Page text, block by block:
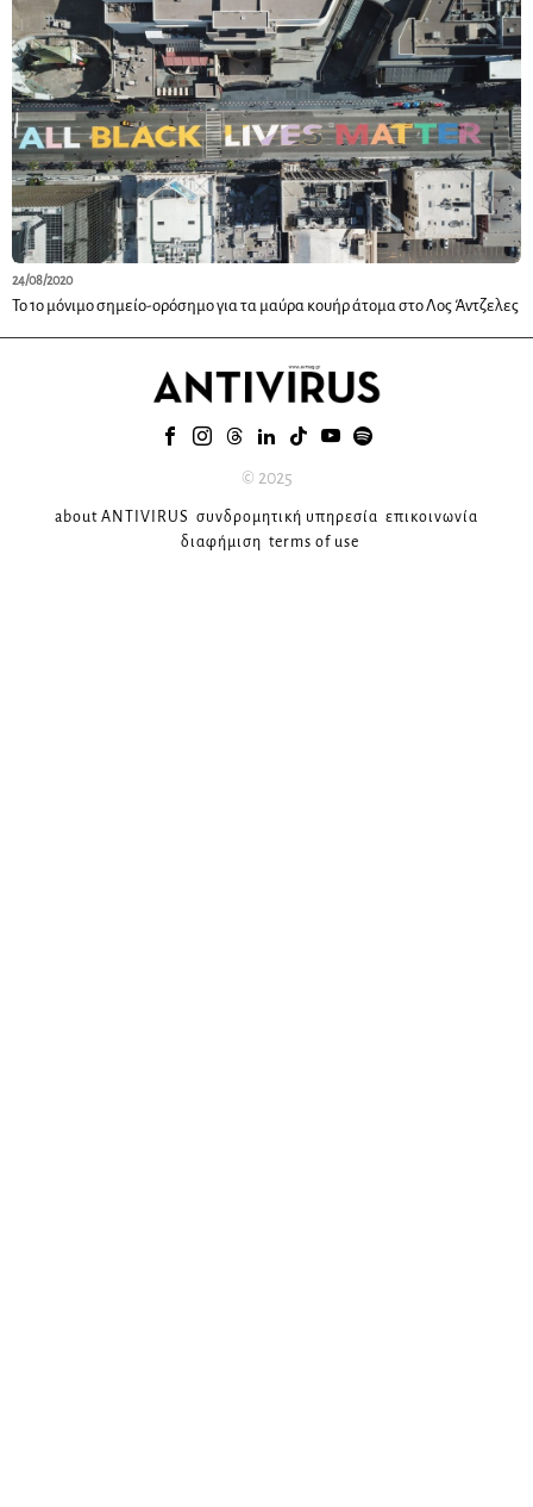
24/08/2020
Το 1ο μόνιμο σημείο-ορόσημο για τα μαύρα κουήρ άτομα στο Λος Άντζελες
© 2025
about ANTIVIRUS συνδρομητική υπηρεσία επικοινωνία
διαφήμιση terms of use